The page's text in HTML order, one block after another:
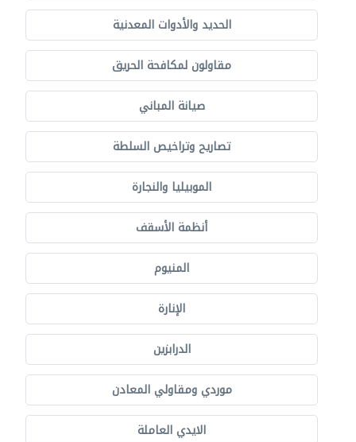
الحديد والأدوات المعدنية
مقاولون لمكافحة الحريق
صيانة المباني
تصاريح وتراخيص السلطة
الموبيليا والنجارة
أنظمة الأسقف
المنيوم
الإنارة
الدرابزين
موردي ومقاولي المعادن
الايدي العاملة